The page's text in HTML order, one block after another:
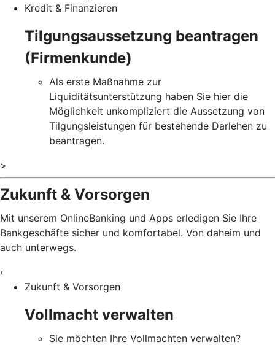
Kredit & Finanzieren
Tilgungsaussetzung beantragen
(Firmenkunde)
Als erste Maßnahme zur
Liquiditätsunterstützung haben Sie hier die
Möglichkeit unkompliziert die Aussetzung von
Tilgungsleistungen für bestehende Darlehen zu
beantragen.
>
Zukunft & Vorsorgen
Mit unserem OnlineBanking und Apps erledigen Sie Ihre
Bankgeschäfte sicher und komfortabel. Von daheim und
auch unterwegs.
‹
Zukunft & Vorsorgen
Vollmacht verwalten
Sie möchten Ihre Vollmachten verwalten?